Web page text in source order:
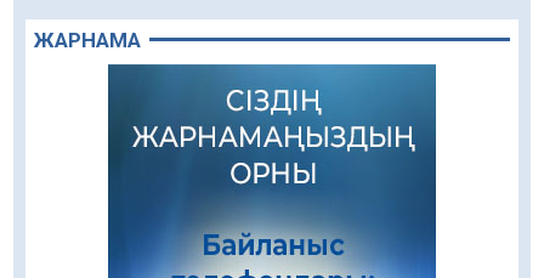
Құрылыс қарқыны – қала дамуының айғағы
08.08.2026
Зәулім ғимараттарда туған жерді түлеткен
азаматтардың қолтаңбасы бар
Еңбегі ерлікпен тең мамандық
ЖАРНАМА